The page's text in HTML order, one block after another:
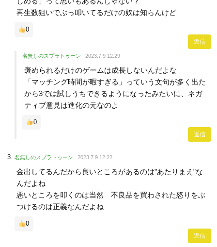
再生数狙いでぶっ叩いてるだけの奴は知らんけど
0
返信
名無しのスプラトゥーン 2023.7.9 12:29
褒められるだけのゲームは成長しないんだよな
「マッチング時間が暇すぎる」っていう文句が多く出た
から3では試しうちできるようになったみたいに、ネガ
ティブ意見は進化の元なのよ
0
返信
名無しのスプラトゥーン 2023.7.9 12:22
金出してるんだから良いところがあるのは”あたりまえ”な
んだよね
悪いところを叩くのは当然 不良品を買わされた怒りをぶ
つけるのは正義なんだよね
0
返信